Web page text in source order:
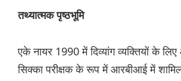
तथ्यात्मक पृष्ठभूमि
एके नायर 1990 में दिव्यांग व्यक्तियों के लिए
सिक्का परीक्षक के रूप में आरबीआई में